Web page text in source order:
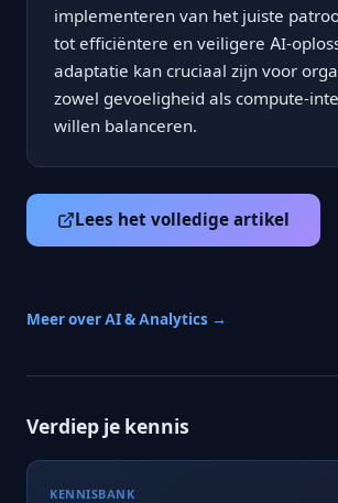
implementeren van het juiste
tot efficiëntere en veiligere AI-
adaptatie kan cruciaal zijn voor
zowel gevoeligheid als compute-
willen balanceren.
Lees het volledige artikel
Meer over AI & Analytics →
Verdiep je kennis
KENNISBANK